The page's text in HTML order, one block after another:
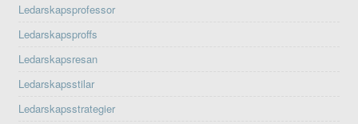
Ledarskapsprofessor
Ledarskapsproffs
Ledarskapsresan
Ledarskapsstilar
Ledarskapsstrategier